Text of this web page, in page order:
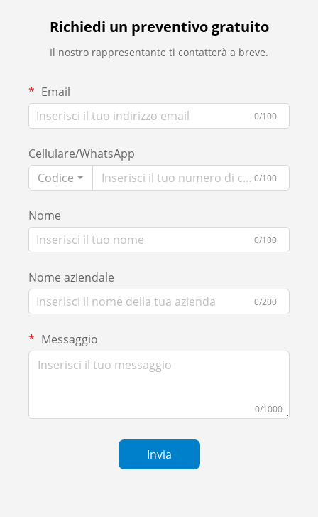
Richiedi un preventivo gratuito
Il nostro rappresentante ti contatterà a breve.
Email
0/100
Cellulare/WhatsApp
Codice
0/100
Nome
0/100
Nome aziendale
0/200
Messaggio
0/1000
Invia